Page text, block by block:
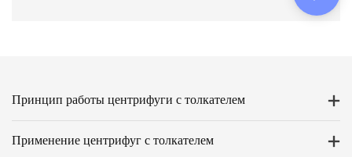
Принцип работы центрифуги с толкателем
Применение центрифуг с толкателем